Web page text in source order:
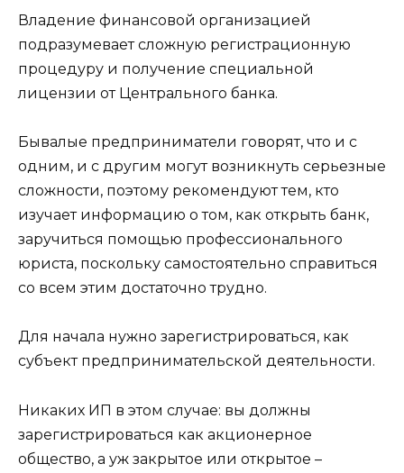
Владение финансовой организацией
подразумевает сложную регистрационную
процедуру и получение специальной
лицензии от Центрального банка.
Бывалые предприниматели говорят, что и с
одним, и с другим могут возникнуть серьезные
сложности, поэтому рекомендуют тем, кто
изучает информацию о том, как открыть банк,
заручиться помощью профессионального
юриста, поскольку самостоятельно справиться
со всем этим достаточно трудно.
Для начала нужно зарегистрироваться, как
субъект предпринимательской деятельности.
Никаких ИП в этом случае: вы должны
зарегистрироваться как акционерное
общество, а уж закрытое или открытое –